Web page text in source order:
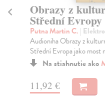
Obrazy z
Střední Evropy
Putna Martin C. |
Audioniha Obrazy z
Střední Evropa jako most
Na stiahnutie ako
11,92 €